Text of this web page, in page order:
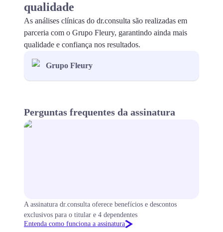
qualidade
As análises clínicas do dr.consulta são realizadas em
parceria com o Grupo Fleury, garantindo ainda mais
qualidade e confiança nos resultados.
Grupo Fleury
Perguntas frequentes da assinatura
A assinatura dr.consulta oferece benefícios e descontos
exclusivos para o titular e 4 dependentes
Entenda como funciona a assinatura